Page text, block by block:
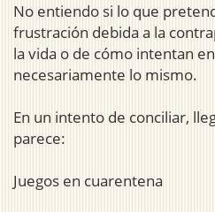
No entiendo si lo que
frustración debida a la
la vida o de cómo intentan
necesariamente lo mismo.
En un intento de conciliar,
parece:
Juegos en cuarentena